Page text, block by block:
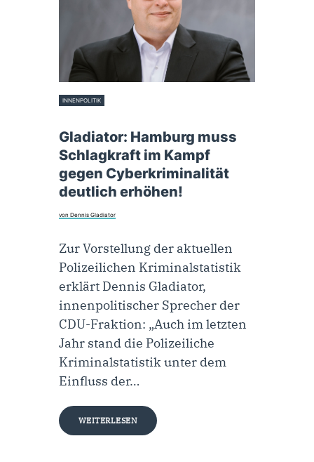
INNENPOLITIK
Gladiator: Hamburg muss
Schlagkraft im Kampf
gegen Cyberkriminalität
deutlich erhöhen!
von Dennis Gladiator
Zur Vorstellung der aktuellen
Polizeilichen Kriminalstatistik
erklärt Dennis Gladiator,
innenpolitischer Sprecher der
CDU-Fraktion: „Auch im letzten
Jahr stand die Polizeiliche
Kriminalstatistik unter dem
Einfluss der…
WEITERLESEN